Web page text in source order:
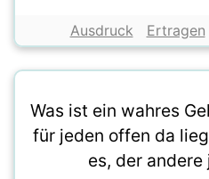
Ausdruck Ertragen
Was ist ein wahres
für jeden offen da
es, der